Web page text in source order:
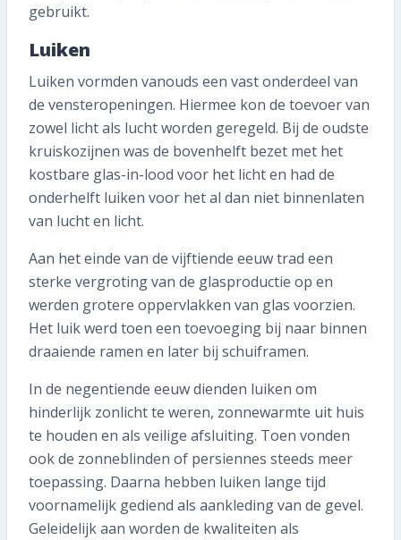
gebruikt.
Luiken
Luiken vormden vanouds een vast onderdeel van
de vensteropeningen. Hiermee kon de toevoer van
zowel licht als lucht worden geregeld. Bij de oudste
kruiskozijnen was de bovenhelft bezet met het
kostbare glas-in-lood voor het licht en had de
onderhelft luiken voor het al dan niet binnenlaten
van lucht en licht.
Aan het einde van de vijftiende eeuw trad een
sterke vergroting van de glasproductie op en
werden grotere oppervlakken van glas voorzien.
Het luik werd toen een toevoeging bij naar binnen
draaiende ramen en later bij schuiframen.
In de negentiende eeuw dienden luiken om
hinderlijk zonlicht te weren, zonnewarmte uit huis
te houden en als veilige afsluiting. Toen vonden
ook de zonneblinden of persiennes steeds meer
toepassing. Daarna hebben luiken lange tijd
voornamelijk gediend als aankleding van de gevel.
Geleidelijk aan worden de kwaliteiten als